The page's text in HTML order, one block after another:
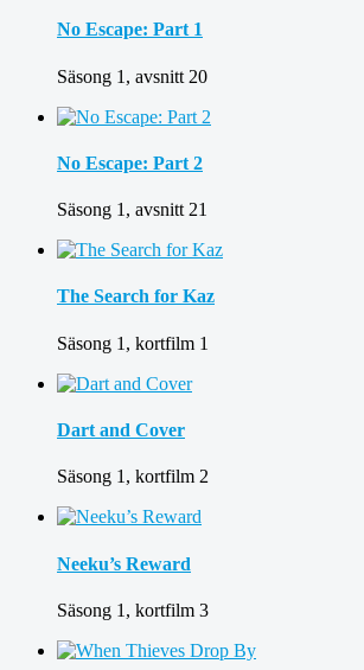
No Escape: Part 1
Säsong 1, avsnitt 20
No Escape: Part 2
Säsong 1, avsnitt 21
The Search for Kaz
Säsong 1, kortfilm 1
Dart and Cover
Säsong 1, kortfilm 2
Neeku’s Reward
Säsong 1, kortfilm 3